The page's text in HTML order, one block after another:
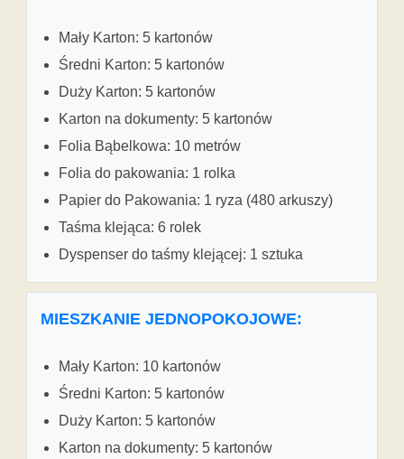
Mały Karton: 5 kartonów
Średni Karton: 5 kartonów
Duży Karton: 5 kartonów
Karton na dokumenty: 5 kartonów
Folia Bąbelkowa: 10 metrów
Folia do pakowania: 1 rolka
Papier do Pakowania: 1 ryza (480 arkuszy)
Taśma klejąca: 6 rolek
Dyspenser do taśmy klejącej: 1 sztuka
MIESZKANIE JEDNOPOKOJOWE:
Mały Karton: 10 kartonów
Średni Karton: 5 kartonów
Duży Karton: 5 kartonów
Karton na dokumenty: 5 kartonów